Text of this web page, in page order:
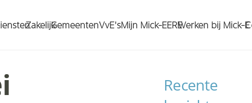
ZakelijkGemeentenVvE’sMijn Mick-EEREWerken bij Mick-E
Recente